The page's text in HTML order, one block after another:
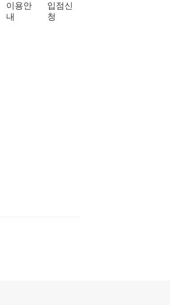
이용안
내
입점신
청